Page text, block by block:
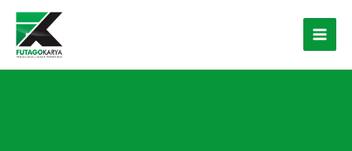
Skip to content